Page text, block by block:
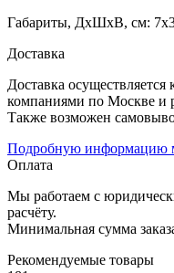
Габариты, ДхШхВ, см:
Доставка
Доставка
компаниями по Москве и
Также возможен
Подробную информацию
Оплата
Мы работаем с
расчёту.
Минимальная сумма
Рекомендуемые товары